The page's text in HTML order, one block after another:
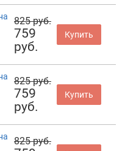
825 руб.
759
руб.
Купить
825 руб.
759
руб.
Купить
825 руб.